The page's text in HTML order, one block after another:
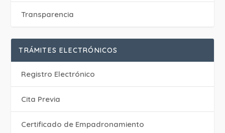
Transparencia
TRÁMITES ELECTRÓNICOS
Registro Electrónico
Cita Previa
Certificado de Empadronamiento